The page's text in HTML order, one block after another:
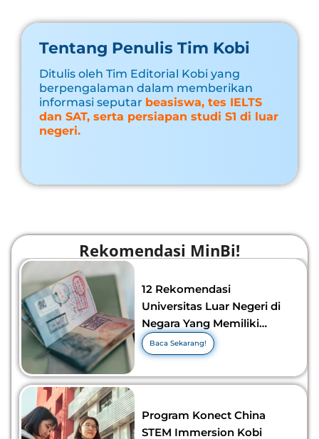
Tentang Penulis Tim Kobi
Ditulis oleh Tim Editorial Kobi yang
berpengalaman dalam memberikan
informasi seputar beasiswa, tes IELTS
dan SAT, serta persiapan studi S1 di luar
negeri.
Rekomendasi MinBi!
12 Rekomendasi
Universitas Luar Negeri di
Negara Yang Memiliki
Visa Murah di 2026-2027!
Baca Sekarang!
Program Konect China
STEM Immersion Kobi